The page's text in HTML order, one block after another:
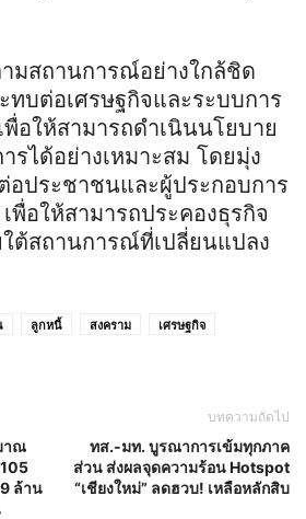
มสถานการณ์อย่างใกล้ชิด
ทบต่อเศรษฐกิจและระบบการ
พื่อให้สามารถดำเนินนโยบาย
รได้อย่างเหมาะสม โดยมุ่ง
อประชาชนและผู้ประกอบการ
พื่อให้สามารถประคองธุรกิจ
ต้สถานการณ์ที่เปลี่ยนแปลง
ลูกหนี้ สงคราม
เศรษฐกิจ
าณ
ล้าน
บทความถัดไป
ทส.-มท. บูรณาการเข้มทุกภาค
ส่วน ส่งผลจุดความร้อน Hotspot
“เชียงใหม่” ลดฮวบ! เหลือหลักสิบ